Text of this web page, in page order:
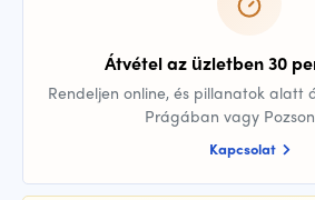
Átvétel az üzletben 30
Rendeljen online, és pillanatok alatt
Prágában vagy
Kapcsolat